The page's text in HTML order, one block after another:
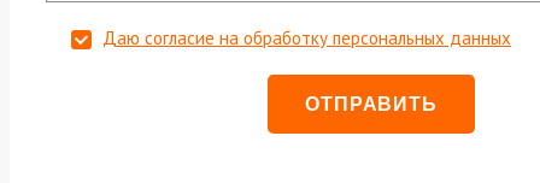
Даю согласие на обработку персональных данных